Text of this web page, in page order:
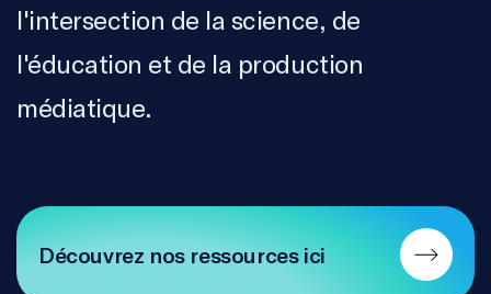
l'intersection de la science, de
l'éducation et de la production
médiatique.
Découvrez nos ressources ici